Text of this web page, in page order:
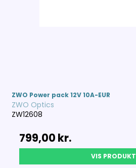
ZWO Power pack 12V 10A-EUR
ZWO Optics
ZW12608
799,00 kr.
VIS PRODUKT